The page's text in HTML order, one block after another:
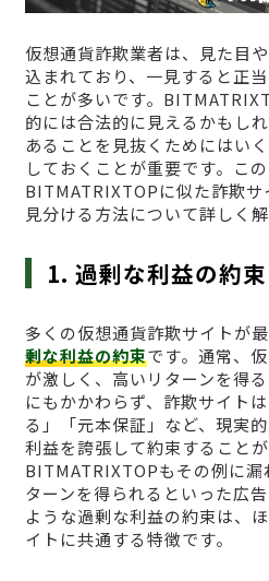
仮想通貨詐欺業者は、見た目
込まれており、一見すると正
ことが多いです。
的には合法的に見えるかもし
あることを見抜くためにはい
しておくことが重要です。この
BITMATRIXTOPに似た詐欺サ
見分ける方法について詳しく解
1. 過剰な利益の約束
多くの仮想通貨詐欺サイトが
剰な利益の約束です。通常、
が激しく、高いリターンを得
にもかかわらず、詐欺サイト
る」「元本保証」など、現実
利益を誇張して約束することが
BITMATRIXTOPもその例に漏
ターンを得られるといった広
ような過剰な利益の約束は、
イトに共通する特徴です。